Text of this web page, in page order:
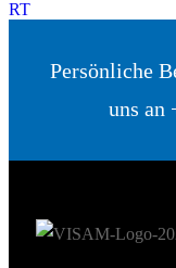
Persönliche
uns an